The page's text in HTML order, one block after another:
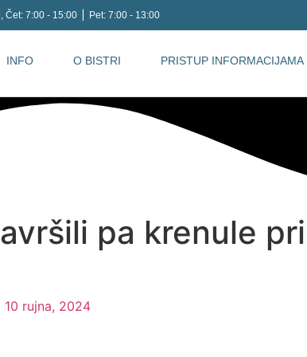
Čet: 7:00 - 15:00 ⎪ Pet: 7:00 - 13:00
INFO O BISTRI PRISTUP INFORMACIJAMA
pa krenule
10 rujna, 2024